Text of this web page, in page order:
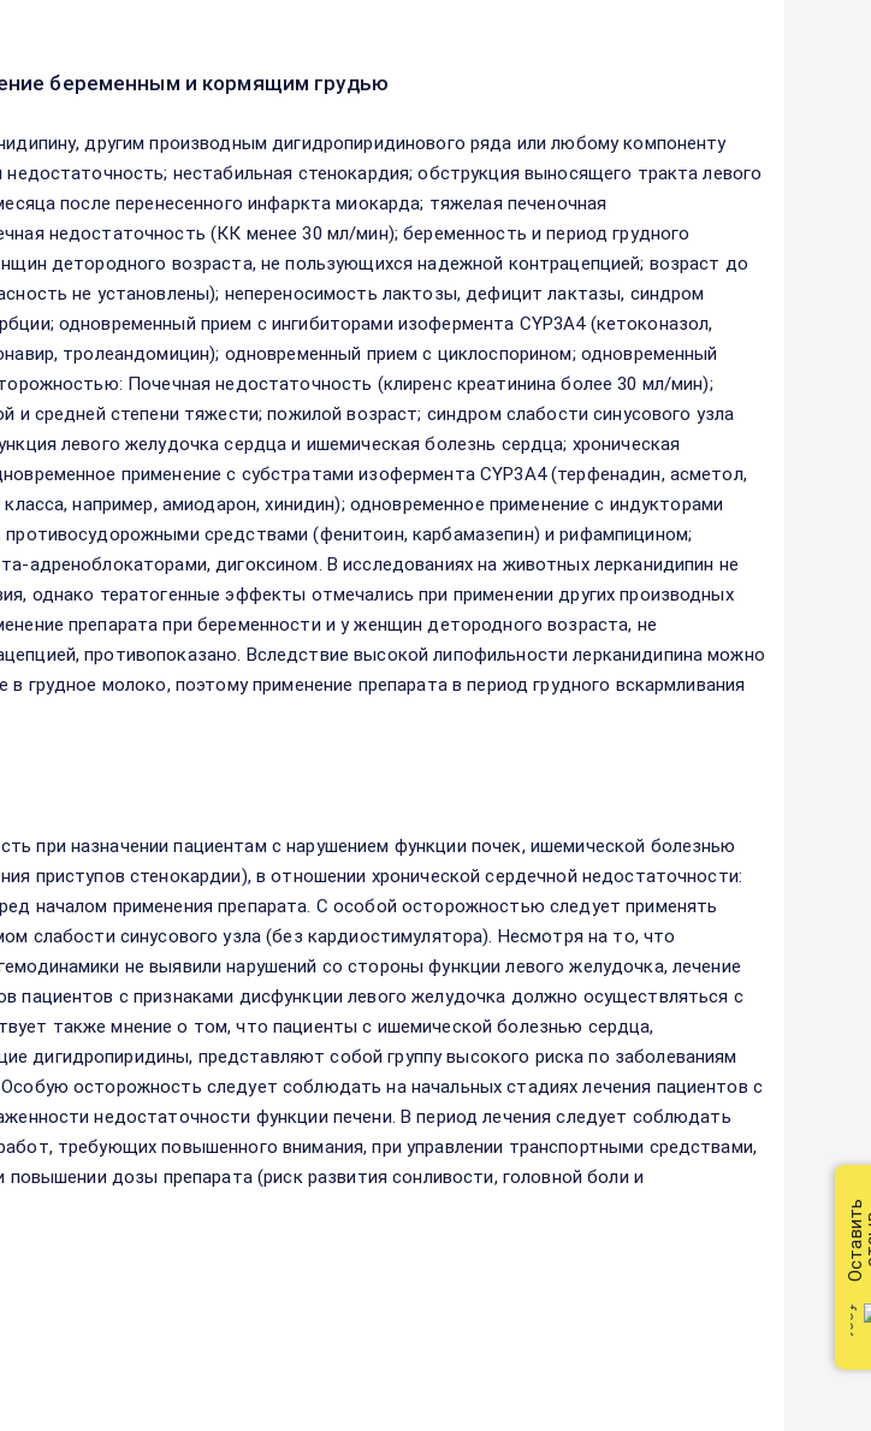
беременным и кормящим грудью
другим производным дигидропиридинового ряда или любому компоненту
недостаточность; нестабильная стенокардия; обструкция выносящего тракта левого
после перенесенного инфаркта миокарда; тяжелая печеночная
недостаточность (КК менее 30 мл/мин); беременность и период грудного
детородного возраста, не пользующихся надежной контрацепцией; возраст до
не установлены); непереносимость лактозы, дефицит лактазы, синдром
одновременный прием с ингибиторами изофермента CYP3A4 (кетоконазол,
тролеандомицин); одновременный прием с циклоспорином; одновременный
Почечная недостаточность (клиренс креатинина более 30 мл/мин);
и средней степени тяжести; пожилой возраст; синдром слабости синусового узла
левого желудочка сердца и ишемическая болезнь сердца; хроническая
применение с субстратами изофермента CYP3A4 (терфенадин, асметол,
например, амиодарон, хинидин); одновременное применение с индукторами
противосудорожными средствами (фенитоин, карбамазепин) и рифампицином;
адреноблокаторами, дигоксином. В исследованиях на животных лерканидипин не
однако тератогенные эффекты отмечались при применении других производных
препарата при беременности и у женщин детородного возраста, не
противопоказано. Вследствие высокой липофильности лерканидипина можно
в грудное молоко, поэтому применение препарата в период грудного вскармливания
при назначении пациентам с нарушением функции почек, ишемической болезнью
приступов стенокардии), в отношении хронической сердечной недостаточности:
началом применения препарата. С особой осторожностью следует применять
слабости синусового узла (без кардиостимулятора). Несмотря на то, что
не выявили нарушений со стороны функции левого желудочка, лечение
пациентов с признаками дисфункции левого желудочка должно осуществляться с
также мнение о том, что пациенты с ишемической болезнью сердца,
дигидропиридины, представляют собой группу высокого риска по заболеваниям
осторожность следует соблюдать на начальных стадиях лечения пациентов с
недостаточности функции печени. В период лечения следует соблюдать
требующих повышенного внимания, при управлении транспортными средствами,
повышении дозы препарата (риск развития сонливости, головной боли и
Оставить